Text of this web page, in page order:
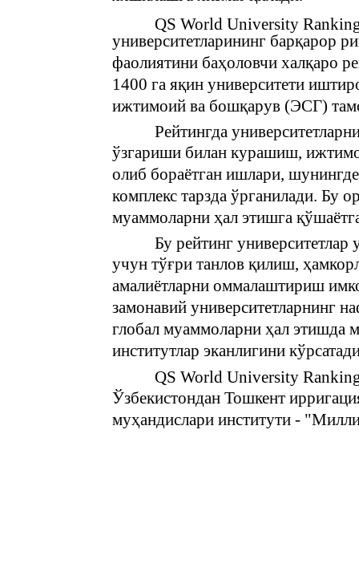
QS World University
университетларининг барқарор
фаолиятини баҳоловчи халқаро
1400 га яқин университети
ижтимоий ва бошқарув (ЭСГ)
Рейтингда
ўзгариши билан курашиш,
олиб бораётган ишлари,
комплекс тарзда ўрганилади. Бу
муаммоларни ҳал этишга
Бу рейтинг
учун тўғри танлов қилиш,
амалиётларни оммалаштириш
замонавий университетларнинг
глобал муаммоларни ҳал этишда
институтлар эканлигини
QS World University
Ўзбекистондан Тошкент
муҳандислари институти -